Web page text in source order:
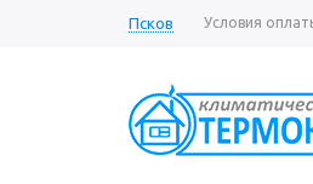
Псков Условия